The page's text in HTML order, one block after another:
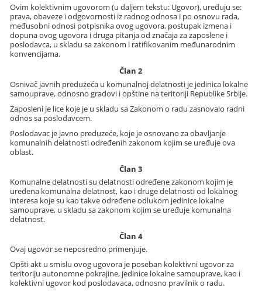
Ovim kolektivnim ugovorom (u daljem tekstu: Ugovor), uređuju se:
prava, obaveze i odgovornosti iz radnog odnosa i po osnovu rada,
međusobni odnosi potpisnika ovog ugovora, postupak izmena i
dopuna ovog ugovora i druga pitanja od značaja za zaposlene i
poslodavca, u skladu sa zakonom i ratifikovanim međunarodnim
konvencijama.
Član 2
Osnivač javnih preduzeća u komunalnoj delatnosti je jedinica lokalne
samouprave, odnosno gradovi i opštine na teritoriji Republike Srbije.
Zaposleni je lice koje je u skladu sa Zakonom o radu zasnovalo radni
odnos sa poslodavcem.
Poslodavac je javno preduzeće, koje je osnovano za obavljanje
komunalnih delatnosti određenih zakonom kojim se uređuje ova
oblast.
Član 3
Komunalne delatnosti su delatnosti određene zakonom kojim je
uređena komunalna delatnost, kao i druge delatnosti od lokalnog
interesa koje su kao takve određene odlukom jedinice lokalne
samouprave, u skladu sa zakonom kojim se uređuje komunalna
delatnost.
Član 4
Ovaj ugovor se neposredno primenjuje.
Opšti akt u smislu ovog ugovora je poseban kolektivni ugovor za
teritoriju autonomne pokrajine, jedinice lokalne samouprave, kao i
kolektivni ugovor kod poslodavaca, odnosno pravilnik o radu.